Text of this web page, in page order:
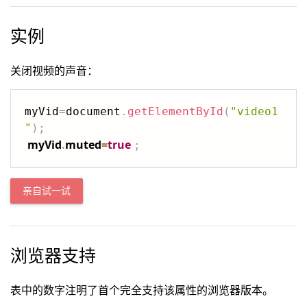
实例
关闭视频的声音：
myVid=document . getElementById ( "video1
" ) ;
myVid.muted=true ;
亲自试一试
浏览器支持
表中的数字注明了首个完全支持该属性的浏览器版本。